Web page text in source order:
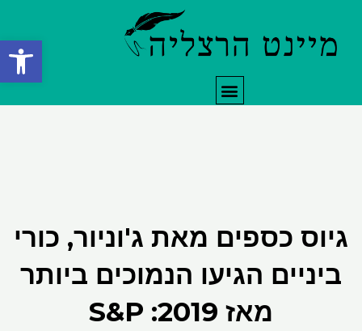
פתח
תפריט
גיוס כספים מאת ג'וניור, כורי
ביניים הגיעו הנמוכים ביותר
מאז 2019: S&P